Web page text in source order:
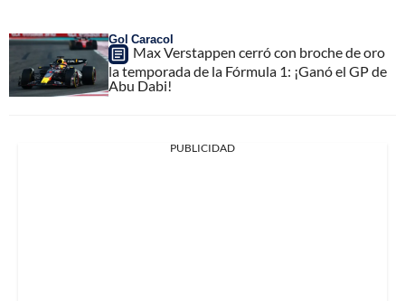
Gol Caracol
Max Verstappen cerró con broche de oro
la temporada de la Fórmula 1: ¡Ganó el GP de
Abu Dabi!
PUBLICIDAD